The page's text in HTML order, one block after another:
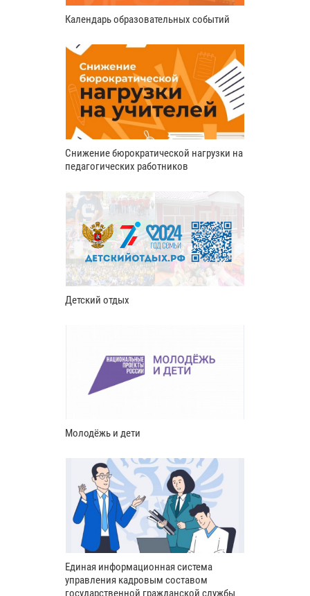
Календарь образовательных событий
Снижение бюрократической нагрузки на
педагогических работников
Детский отдых
Молодёжь и дети
Единая информационная система
управления кадровым составом
государственной гражданской службы